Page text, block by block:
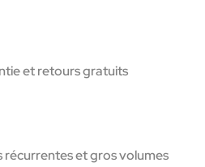
et retours gratuits
récurrentes et gros volumes